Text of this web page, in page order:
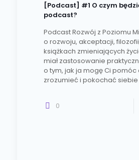
[Podcast] #1 O czym
podcast?
Podcast Rozwój z Poziomu
o rozwoju, akceptacji,
książkach zmieniających
miał zastosowanie
o tym, jak ja mogę Ci pomóc
zrozumieć i pokochać siebie
0